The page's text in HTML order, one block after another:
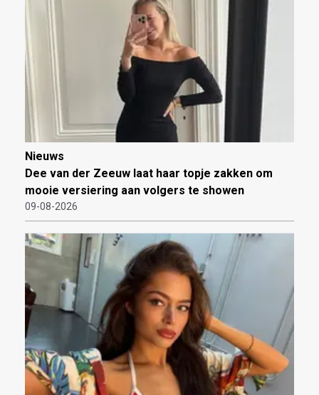
Nieuws
Dee van der Zeeuw laat haar topje zakken om
mooie versiering aan volgers te showen
09-08-2026